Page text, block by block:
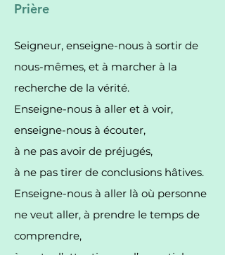
Prière
Seigneur, enseigne-nous à sortir de
nous-mêmes, et à marcher à la
recherche de la vérité.
Enseigne-nous à aller et à voir,
enseigne-nous à écouter,
à ne pas avoir de préjugés,
à ne pas tirer de conclusions hâtives.
Enseigne-nous à aller là où personne
ne veut aller, à prendre le temps de
comprendre,